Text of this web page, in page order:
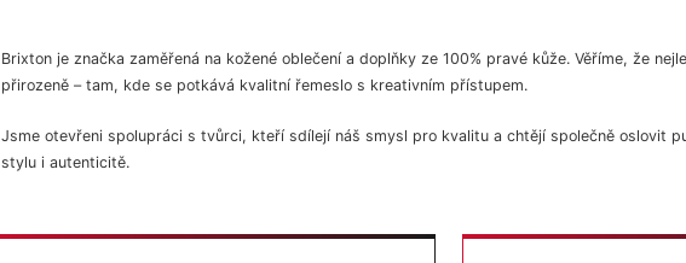
Brixton je značka zaměřená na kožené oblečení a doplňky ze 100% pravé kůže. Věříme, že
přirozeně – tam, kde se potkává kvalitní řemeslo s kreativním přístupem.
Jsme otevřeni spolupráci s tvůrci, kteří sdílejí náš smysl pro kvalitu a chtějí společně oslovit
stylu i autenticitě.